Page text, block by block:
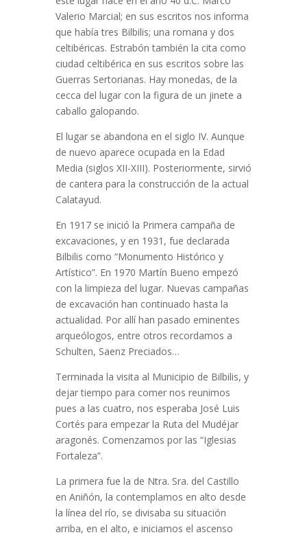
Valerio Marcial; en sus escritos nos informa
que había tres Bilbilis; una romana y dos
celtibéricas. Estrabón también la cita como
ciudad celtibérica en sus escritos sobre las
Guerras Sertorianas. Hay monedas, de la
cecca del lugar con la figura de un jinete a
caballo galopando.
El lugar se abandona en el siglo IV. Aunque
de nuevo aparece ocupada en la Edad
Media (siglos XII-XIII). Posteriormente, sirvió
de cantera para la construcción de la actual
Calatayud.
En 1917 se inició la Primera campaña de
excavaciones, y en 1931, fue declarada
Bilbilis como “Monumento Histórico y
Artístico”. En 1970 Martín Bueno empezó
con la limpieza del lugar. Nuevas campañas
de excavación han continuado hasta la
actualidad. Por allí han pasado eminentes
arqueólogos, entre otros recordamos a
Schulten, Saenz Preciados…
Terminada la visita al Municipio de Bilbilis, y
dejar tiempo para comer nos reunimos
pues a las cuatro, nos esperaba José Luis
Cortés para empezar la Ruta del Mudéjar
aragonés. Comenzamos por las “Iglesias
Fortaleza”.
La primera fue la de Ntra. Sra. del Castillo
en Aniñón, la contemplamos en alto desde
la línea del río, se divisaba su situación
arriba, en el alto, e iniciamos el ascenso